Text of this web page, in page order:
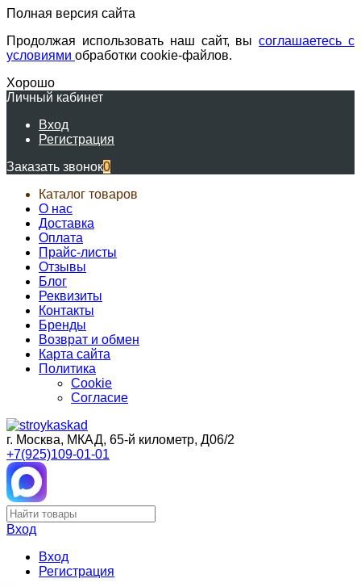
Полная версия сайта
Продолжая использовать наш сайт, высоглашаетесь с
условиями обработки cookie-файлов.
Хорошо
Личный кабинет
Вход
Регистрация
Заказать звонок0
Каталог товаров
О нас
Доставка
Оплата
Прайс-листы
Отзывы
Блог
Реквизиты
Контакты
Бренды
Возврат и обмен
Карта сайта
Политика
Cookie
Согласие
г. Москва, МКАД, 65-й километр, Д06/2
+7(925)109-01-01
Вход
Вход
Регистрация